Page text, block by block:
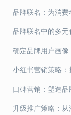
航
品牌联名：为消
品牌联名中的多
确定品牌用户画
小红书营销策略
口碑营销：塑造
升级推广策略：